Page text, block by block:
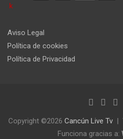
Aviso Legal
Política de cookies
Política de Privacidad
Copyright ©2026 Cancún Live Tv
Funciona gracias a: